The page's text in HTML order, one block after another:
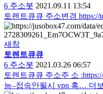
6 주소봇 2021.09.11 13:54
토렌트큐큐 주소변경 https://
새창
토렌트큐큐
6 주소봇 2021.03.26 06:57
토렌트큐큐 주소주 소
능–접속안될시 vpn 혹… 더